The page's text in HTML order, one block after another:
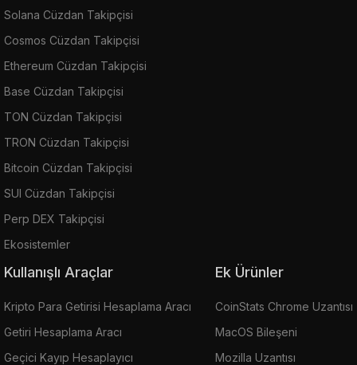
Solana Cüzdan Takipçisi
Cosmos Cüzdan Takipçisi
Ethereum Cüzdan Takipçisi
Base Cüzdan Takipçisi
TON Cüzdan Takipçisi
TRON Cüzdan Takipçisi
Bitcoin Cüzdan Takipçisi
SUI Cüzdan Takipçisi
Perp DEX Takipçisi
Ekosistemler
Kullanışlı Araçlar
Kripto Para Getirisi Hesaplama Aracı
Getiri Hesaplama Aracı
Geçici Kayıp Hesaplayıcı
Ek Ürünler
CoinStats Chrome Uzantısı
MacOS Bileşeni
Mozilla Uzantısı